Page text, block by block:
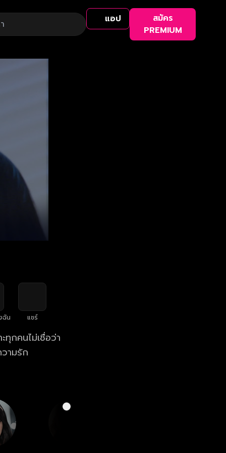
แอป
สมัคร
PREMIUM
ฉัน แชร์
ทุกคนไม่เชื่อว่า
ามรัก